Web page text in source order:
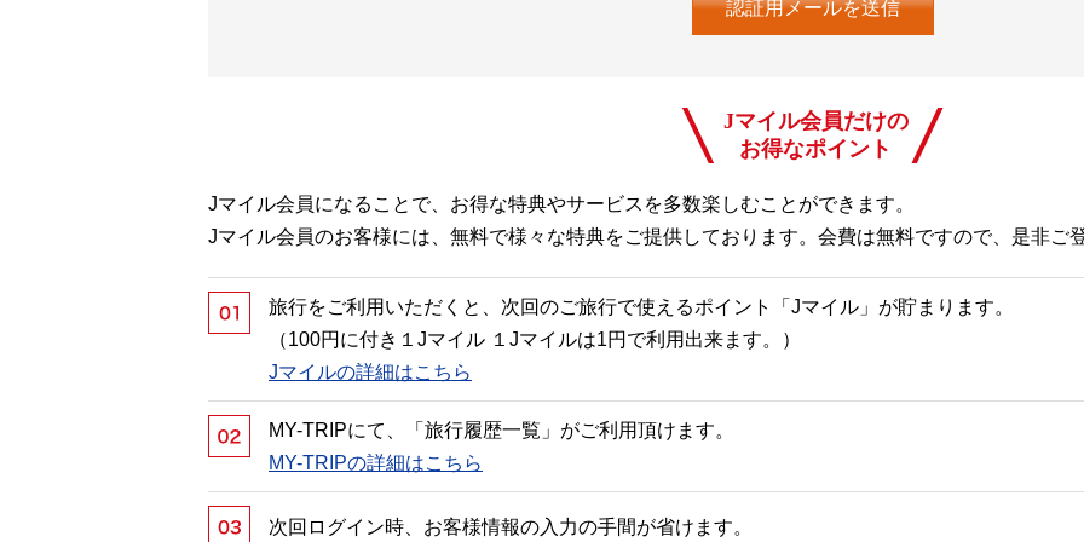
Jマイル会員だけの
お得なポイント
Jマイル会員になることで、お得な特典やサービスを多数楽しむことができます。
Jマイル会員のお客様には、無料で様々な特典をご提供しております。会費は無料ですので、是非ご
旅行をご利用いただくと、次回のご旅行で使えるポイント「Jマイル」が貯まります。
（100円に付き１Jマイル １Jマイルは1円で利用出来ます。）
Jマイルの詳細はこちら
MY-TRIPにて、「旅行履歴一覧」がご利用頂けます。
MY-TRIPの詳細はこちら
次回ログイン時、お客様情報の入力の手間が省けます。